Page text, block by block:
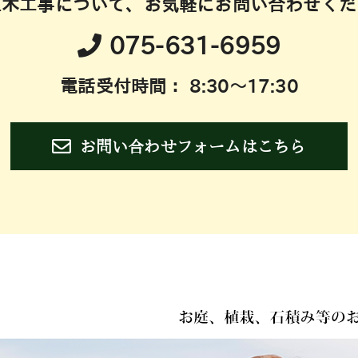
工事について、お気軽にお問い合わせく
075-631-6959
電話受付時間： 8:30～17:30
お問い合わせフォームはこちら